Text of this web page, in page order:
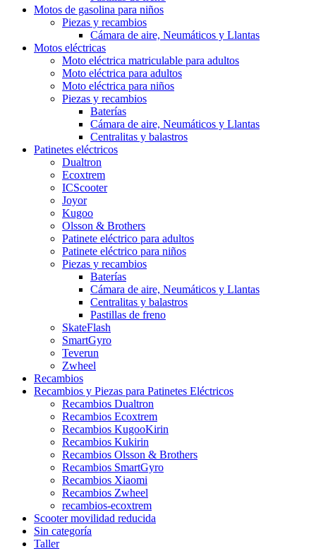
Motos de gasolina para niños
Piezas y recambios
Cámara de aire, Neumáticos y Llantas
Motos eléctricas
Moto eléctrica matriculable para adultos
Moto eléctrica para adultos
Moto eléctrica para niños
Piezas y recambios
Baterías
Cámara de aire, Neumáticos y Llantas
Centralitas y balastros
Patinetes eléctricos
Dualtron
Ecoxtrem
ICScooter
Joyor
Kugoo
Olsson & Brothers
Patinete eléctrico para adultos
Patinete eléctrico para niños
Piezas y recambios
Baterías
Cámara de aire, Neumáticos y Llantas
Centralitas y balastros
Pastillas de freno
SkateFlash
SmartGyro
Teverun
Zwheel
Recambios
Recambios y Piezas para Patinetes Eléctricos
Recambios Dualtron
Recambios Ecoxtrem
Recambios KugooKirin
Recambios Kukirin
Recambios Olsson & Brothers
Recambios SmartGyro
Recambios Xiaomi
Recambios Zwheel
recambios-ecoxtrem
Scooter movilidad reducida
Sin categoría
Taller